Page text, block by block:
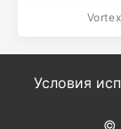
Vortex
Условия
©